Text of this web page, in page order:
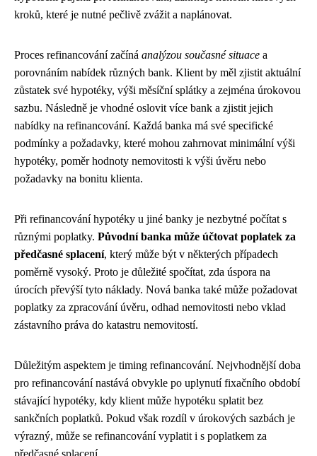
kroků, které je nutné pečlivě zvážit a naplánovat.
Proces refinancování začíná analýzou současné situace a
porovnáním nabídek různých bank. Klient by měl zjistit aktuální
zůstatek své hypotéky, výši měsíční splátky a zejména úrokovou
sazbu. Následně je vhodné oslovit více bank a zjistit jejich
nabídky na refinancování. Každá banka má své specifické
podmínky a požadavky, které mohou zahrnovat minimální výši
hypotéky, poměr hodnoty nemovitosti k výši úvěru nebo
požadavky na bonitu klienta.
Při refinancování hypotéky u jiné banky je nezbytné počítat s
různými poplatky. Původní banka může účtovat poplatek za
předčasné splacení, který může být v některých případech
poměrně vysoký. Proto je důležité spočítat, zda úspora na
úrocích převýší tyto náklady. Nová banka také může požadovat
poplatky za zpracování úvěru, odhad nemovitosti nebo vklad
zástavního práva do katastru nemovitostí.
Důležitým aspektem je timing refinancování. Nejvhodnější doba
pro refinancování nastává obvykle po uplynutí fixačního období
stávající hypotéky, kdy klient může hypotéku splatit bez
sankčních poplatků. Pokud však rozdíl v úrokových sazbách je
výrazný, může se refinancování vyplatit i s poplatkem za